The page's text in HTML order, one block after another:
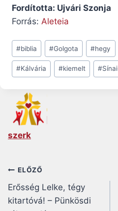
Fordította: Ujvári Szonja
Forrás: Aleteia
Post
Tags:
#biblia #Golgota #hegy
#Kálvária #kiemelt #
szerk
Bejegyzés
navigáció
ELŐZŐ
Erősség Lelke, tégy
kitartóvá! – Pünkösdi